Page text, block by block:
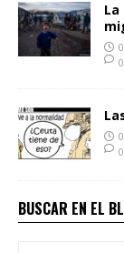
0
0
BUSCAR EN EL